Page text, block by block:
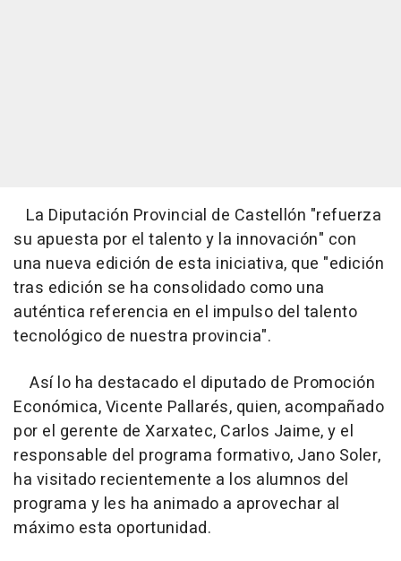
La Diputación Provincial de Castellón "refuerza
su apuesta por el talento y la innovación" con
una nueva edición de esta iniciativa, que "edición
tras edición se ha consolidado como una
auténtica referencia en el impulso del talento
tecnológico de nuestra provincia".
Así lo ha destacado el diputado de Promoción
Económica, Vicente Pallarés, quien, acompañado
por el gerente de Xarxatec, Carlos Jaime, y el
responsable del programa formativo, Jano Soler,
ha visitado recientemente a los alumnos del
programa y les ha animado a aprovechar al
máximo esta oportunidad.